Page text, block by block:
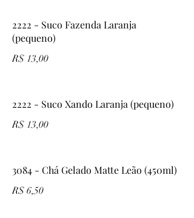
2222 - Suco Fazenda Laranja
(pequeno)
R$ 13,00
2222 - Suco Xando Laranja (pequeno)
R$ 13,00
3084 - Chá Gelado Matte Leão (450ml)
R$ 6,50